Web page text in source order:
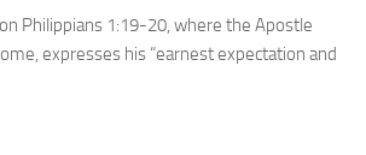
Philippians 1:19-20, where the Apostle
expresses his “earnest expectation and